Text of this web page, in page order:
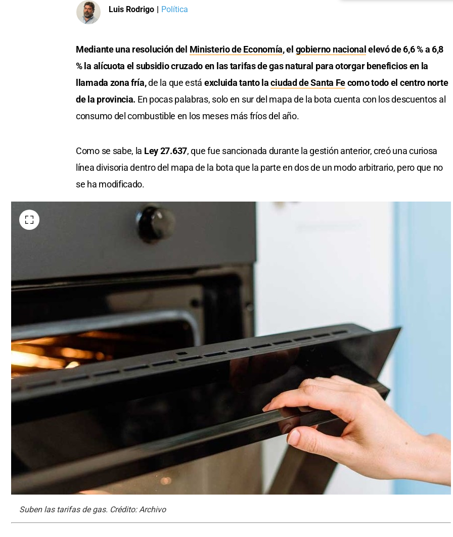
Luis Rodrigo | Política
Mediante una resolución del Ministerio de Economía, el gobierno nacional elevó de 6,6 % a 6,8
% la alícuota el subsidio cruzado en las tarifas de gas natural para otorgar beneficios en la
llamada zona fría,de la que está excluida tanto laciudad de Santa Fecomo todo el centro norte
de la provincia. En pocas palabras, solo en sur del mapa de la bota cuenta con los descuentos al
consumo del combustible en los meses más fríos del año.
Como se sabe, la Ley 27.637, que fue sancionada durante la gestión anterior, creó una curiosa
línea divisoria dentro del mapa de la bota que la parte en dos de un modo arbitrario, pero que no
se ha modificado.
Suben las tarifas de gas. Crédito: Archivo